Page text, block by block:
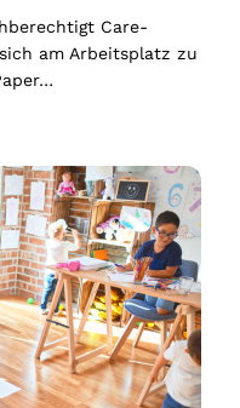
Care-
am Arbeitsplatz zu